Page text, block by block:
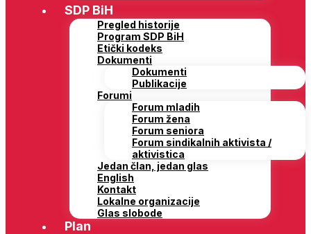
SDP BiH
Pregled historije
Program SDP BiH
Etički kodeks
Dokumenti
Dokumenti
Publikacije
Forumi
Forum mladih
Forum žena
Forum seniora
Forum sindikalnih aktivista /
aktivistica
Jedan član, jedan glas
English
Kontakt
Lokalne organizacije
Glas slobode
Plan